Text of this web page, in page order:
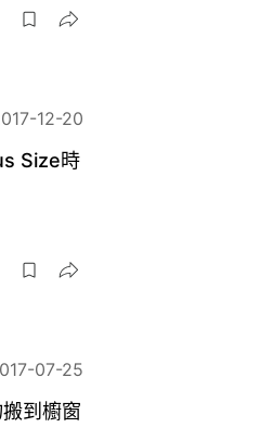
12-20
Size時
07-25
到櫥窗